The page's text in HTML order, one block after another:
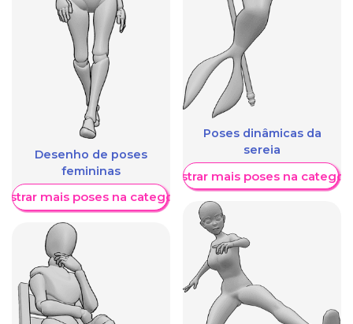
Desenho de poses
femininas
mais poses na categoria
Poses dinâmicas da
sereia
Mostrar mais poses na